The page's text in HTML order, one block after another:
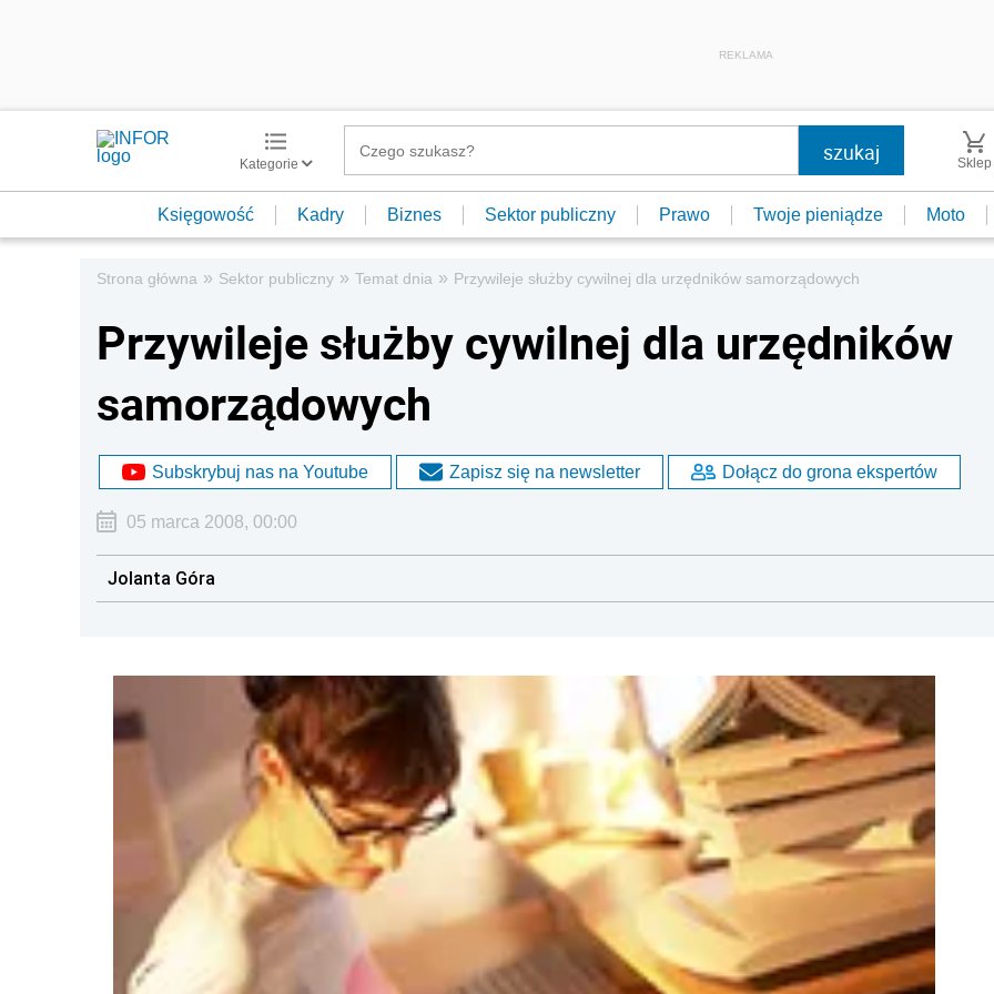
REKLAMA
Kategorie Sklep
Księgowość Kadry Biznes Sektor publiczny Prawo Twoje pieniądze Moto
Strona główna » Sektor publiczny » Temat dnia » Przywileje służby cywilnej dla urzędników samorządowych
Przywileje służby cywilnej dla urzędników
samorządowych
Subskrybuj nas na Youtube Zapisz się na newsletter Dołącz do grona ekspertów
05 marca 2008, 00:00
Jolanta Góra